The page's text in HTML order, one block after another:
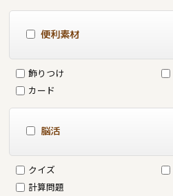
便利素材
飾りつけ
カード
脳活
クイズ
計算問題